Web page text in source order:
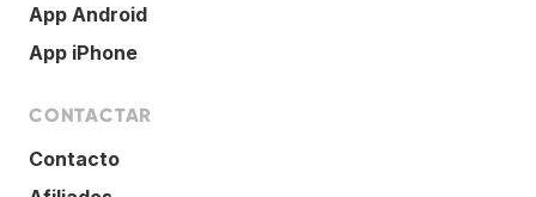
App Android
App iPhone
CONTACTAR
Contacto